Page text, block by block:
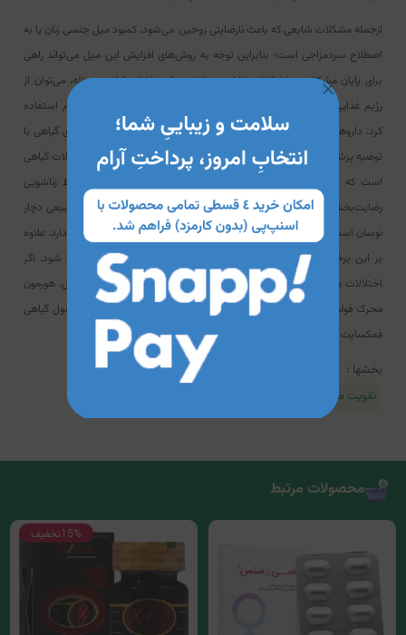
ازجمله مشکلات شایعی که باعث نارضایتی زوجین می‌شود، کمبود میل جنسی زنان یا به‌
اصطلاح سردمزاجی است؛ بنابراین توجه به روش‌های افزایش این میل می‌تواند راهی
برای پایان مشکلات و اختلالات زناشویی باشد. برای مقابله با این مسئله، می‌توان از
رژیم غذایی موثر که موجب خون‌رسانی بهتر و افزایش متابولسیم شود، هم استفاده
کرد. داروهای شیمیایی مورد تأیید زیادی وجود ندارد، ولی استفاده از داروهای گیاهی با
توصیه پزشک می‌تواند موثر باشد. کپسول فمکسایت قائم دارو ازجمله محصولات گیاهی
است که با داشتن عصاره موثر موجب بهبود سردمزاجی و تداوم روابط زناشویی
رضایت‌بخش خواهد شد. شایان‌ ذکر است که تمایلات جنسی زنان به‌طور طبیعی دچار
نوسان است و با تغییرات مهم زندگی مانند بارداری، یائسگی یا بیماری ارتباط دارد. علاوه
بر این برخی داروهای ضدافسردگی نیز می‌توانند موجب سردمزاجی در آنها شود. اگر
اختلالات هورمونی مانند کاهش میزان ترشح هورمون‌های زنانه مثل استرادیول، هورمون
محرک فولیکول، پرولاکتین و تستوسترون، دلیل سردمزاجی باشد مصرف کپسول گیاهی
فمکسایت می‌تواند به درمان آن کمک کند.
بخشها :
تقویت میل و عملکرد جنسی خانمها
محصولات مرتبط
15%تخفیف